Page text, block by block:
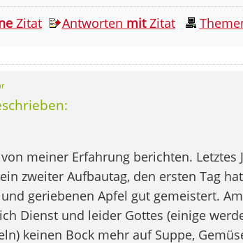
Zitat Antworten mitZitat
meiner Erfahrung berichten. Letztes
zweiter Aufbautag, den ersten Tag
geriebenen Apfel gut gemeistert. Am
Dienst und leider Gottes (einige
keinen Bock mehr auf Suppe,